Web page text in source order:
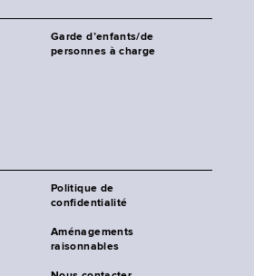
Garde d’enfants/de
personnes à charge
Politique de
confidentialité
Aménagements
raisonnables